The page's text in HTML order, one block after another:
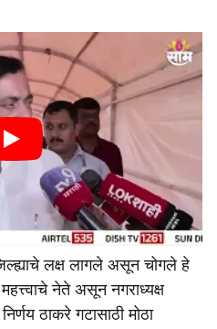
लक्ष लागले असून चोगले हे
नेते असून नगराध्यक्ष
ठाकरे गटासाठी मोठा